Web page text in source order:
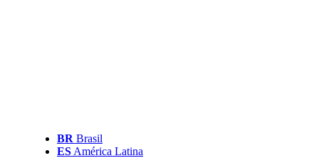
BR Brasil
ES América Latina